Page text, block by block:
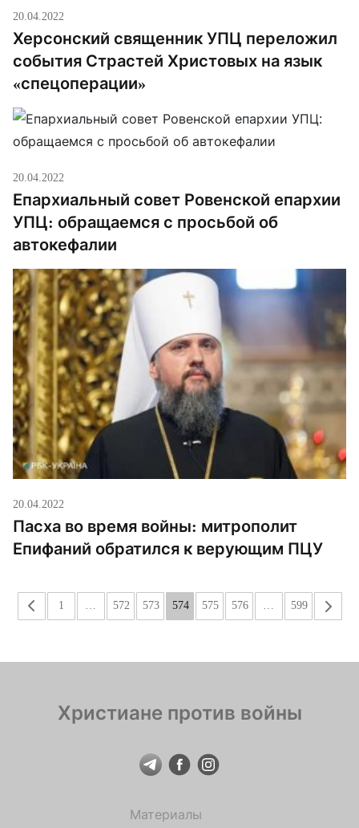
20.04.2022
Херсонский священник УПЦ переложил
события Страстей Христовых на язык
«спецоперации»
20.04.2022
Епархиальный совет Ровенской епархии
УПЦ: обращаемся с просьбой об
автокефалии
20.04.2022
Пасха во время войны: митрополит
Епифаний обратился к верующим ПЦУ
« 1 572 573 574 575 576 599 »
Христиане против войны
Материалы